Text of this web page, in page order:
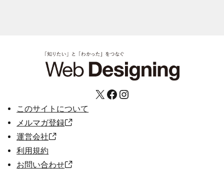
X Facebook Instagram
このサイトについて
メルマガ登録
運営会社
利用規約
お問い合わせ